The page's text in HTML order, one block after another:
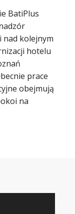
BatiPlus
nad kolejnym
hotelu
prace
obejmują
na